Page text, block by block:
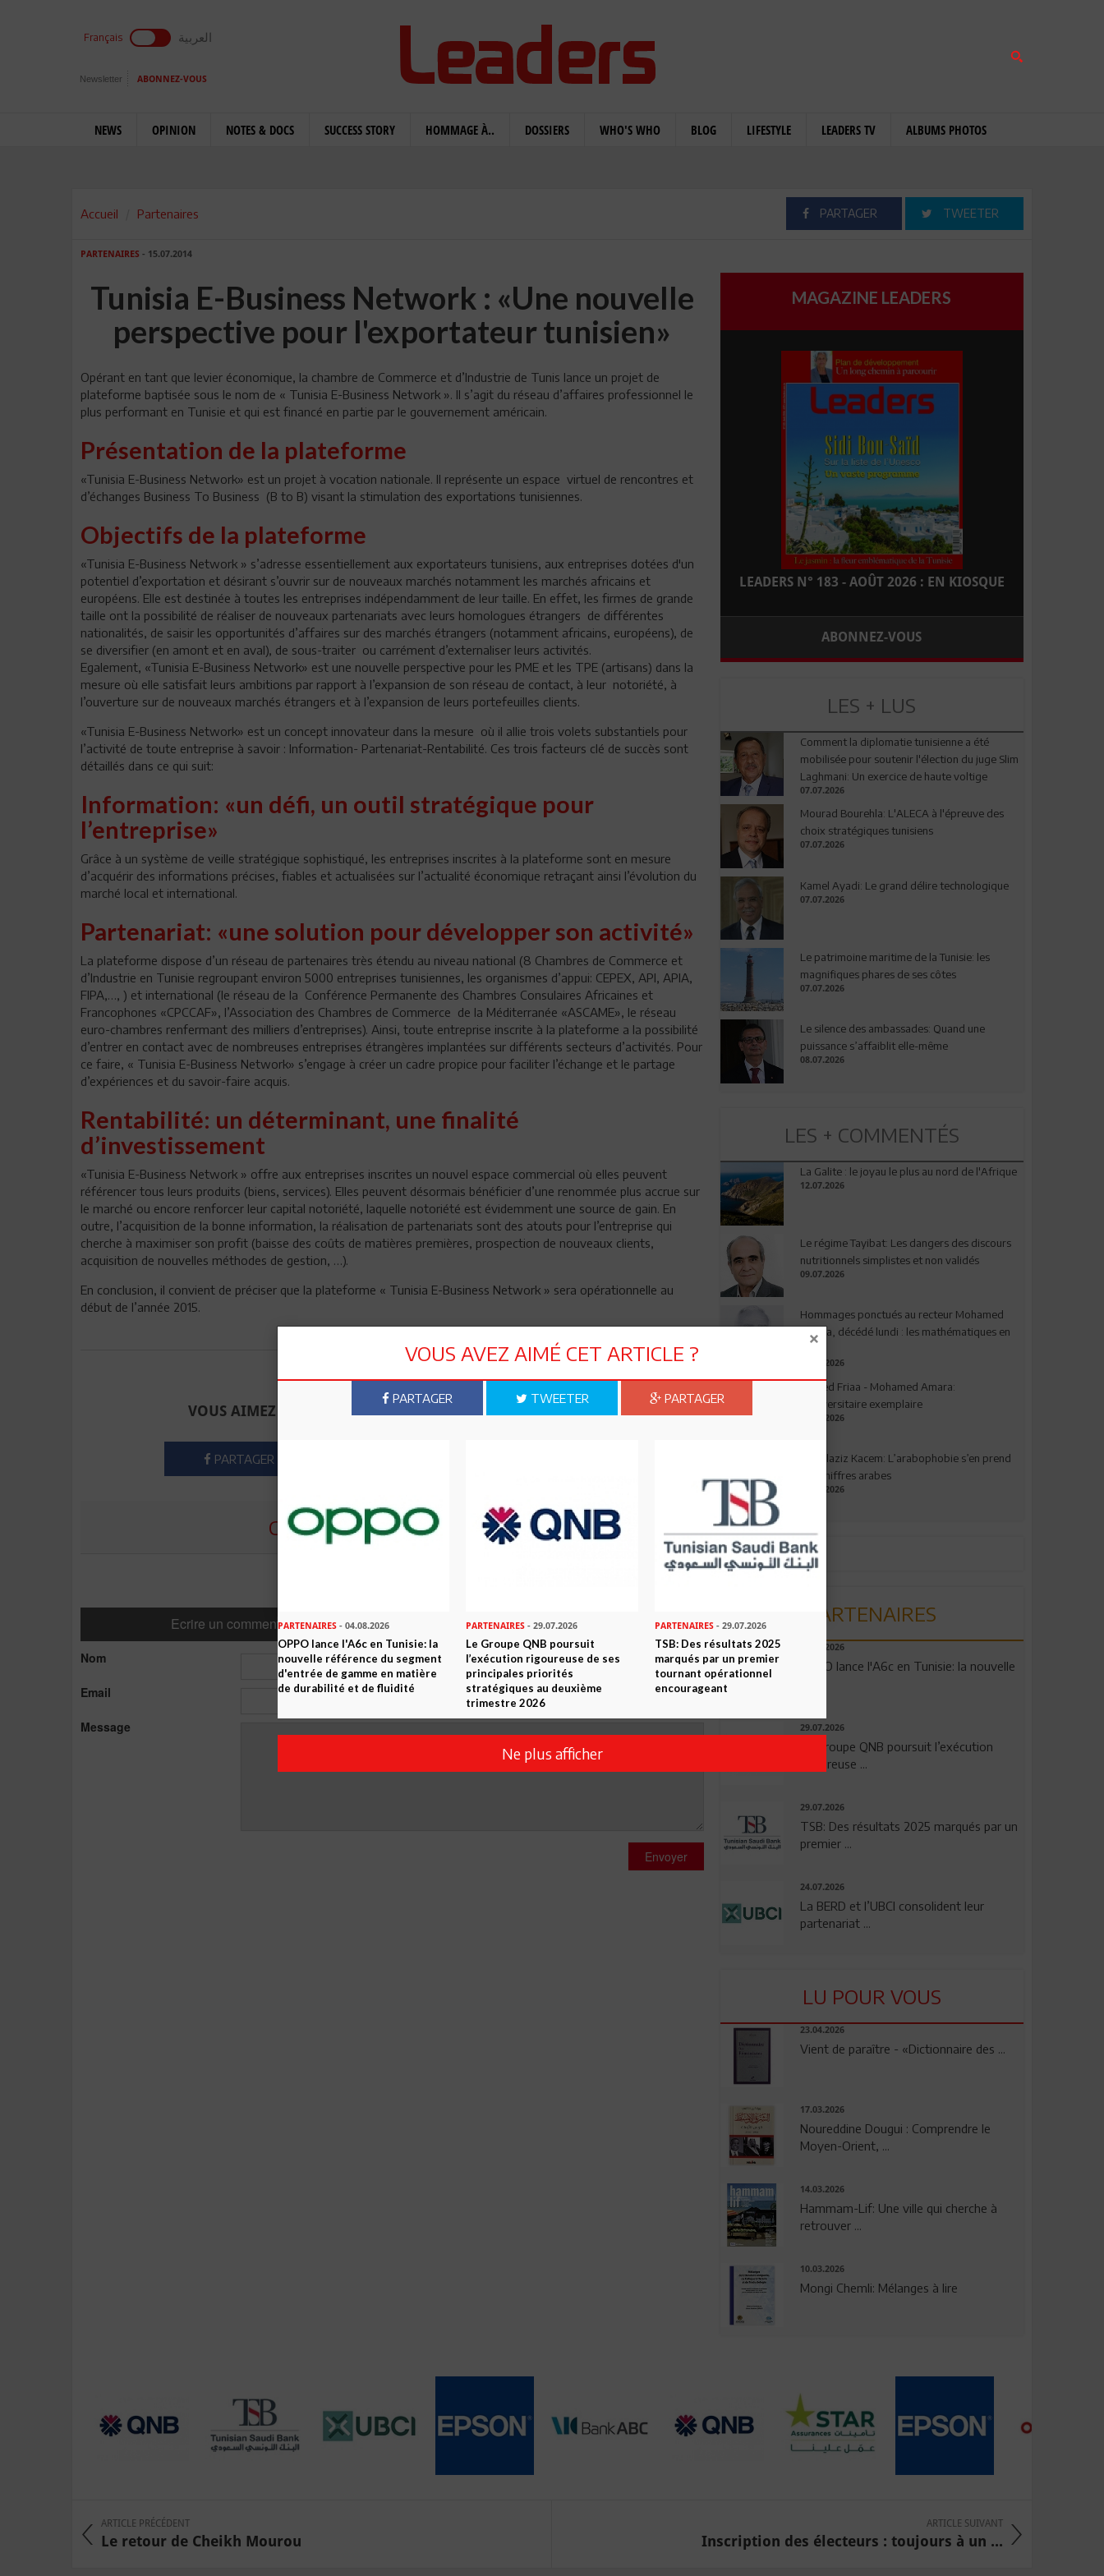
Français العربية
Newsletter ABONNEZ-VOUS
NEWS OPINION NOTES & DOCS SUCCESS STORY HOMMAGE À.. DOSSIERS WHO'S WHO BLOG LIFESTYLE LEADERS TV ALBUMS PHOTOS
Accueil Partenaires PARTAGER TWEETER
PARTENAIRES - 15.07.2014
Tunisia E-Business Network : «Une nouvelle
perspective pour l'exportateur tunisien»
Opérant en tant que levier économique, la chambre de Commerce et d’Industrie de Tunis lance un projet de
plateforme baptisée sous le nom de « Tunisia E-Business Network ». Il s’agit du réseau d’affaires professionnel le
plus performant en Tunisie et qui est financé en partie par le gouvernement américain.
Présentation de la plateforme
«Tunisia E-Business Network» est un projet à vocation nationale. Il représente un espace virtuel de rencontres et
d’échanges Business To Business (B to B) visant la stimulation des exportations tunisiennes.
Objectifs de la plateforme
«Tunisia E-Business Network » s’adresse essentiellement aux exportateurs tunisiens, aux entreprises dotées d'un
potentiel d’exportation et désirant s’ouvrir sur de nouveaux marchés notamment les marchés africains et
européens. Elle est destinée à toutes les entreprises indépendamment de leur taille. En effet, les firmes de grande
taille ont la possibilité de réaliser de nouveaux partenariats avec leurs homologues étrangers de différentes
nationalités, de saisir les opportunités d’affaires sur des marchés étrangers (notamment africains, européens), de
se diversifier (en amont et en aval), de sous-traiter ou carrément d’externaliser leurs activités.
Egalement, «Tunisia E-Business Network» est une nouvelle perspective pour les PME et les TPE (artisans) dans la
mesure où elle satisfait leurs ambitions par rapport à l’expansion de son réseau de contact, à leur notoriété, à
l’ouverture sur de nouveaux marchés étrangers et à l’expansion de leurs portefeuilles clients.
«Tunisia E-Business Network» est un concept innovateur dans la mesure où il allie trois volets substantiels pour
l’activité de toute entreprise à savoir : Information- Partenariat-Rentabilité. Ces trois facteurs clé de succès sont
détaillés dans ce qui suit:
Information: «un défi, un outil stratégique pour
l’entreprise»
Grâce à un système de veille stratégique sophistiqué, les entreprises inscrites à la plateforme sont en mesure
d’acquérir des informations précises, fiables et actualisées sur l’actualité économique retraçant ainsi l’évolution du
marché local et international.
Partenariat: «une solution pour développer son activité»
La plateforme dispose d’un réseau de partenaires très étendu au niveau national (8 Chambres de Commerce et
d’Industrie en Tunisie regroupant environ 5000 entreprises tunisiennes, les organismes d’appui: CEPEX, API, APIA,
FIPA,…, ) et international (le réseau de la Conférence Permanente des Chambres Consulaires Africaines et
Francophones «CPCCAF», l’Association des Chambres de Commerce de la Méditerranée «ASCAME», le réseau
euro-chambres renfermant des milliers d’entreprises). Ainsi, toute entreprise inscrite à la plateforme a la possibilité
d’entrer en contact avec de nombreuses entreprises étrangères implantées sur différents secteurs d’activités. Pour
ce faire, « Tunisia E-Business Network» s’engage à créer un cadre propice pour faciliter l’échange et le partage
d’expériences et du savoir-faire acquis.
Rentabilité: un déterminant, une finalité
d’investissement
«Tunisia E-Business Network » offre aux entreprises inscrites un nouvel espace commercial où elles peuvent
référencer tous leurs produits (biens, services). Elles peuvent désormais bénéficier d’une renommée plus accrue sur
le marché ou encore renforcer leur capital notoriété, laquelle notoriété est évidemment une source de gain. En
outre, l’acquisition de la bonne information, la réalisation de partenariats sont des atouts pour l’entreprise qui
cherche à maximiser son profit (baisse des coûts de matières premières, prospection de nouveaux clients,
acquisition de nouvelles méthodes de gestion, …).
En conclusion, il convient de préciser que la plateforme « Tunisia E-Business Network » sera opérationnelle au
début de l’année 2015.
VOUS AIMEZ CET ARTICLE ? PARTAGEZ-LE AVEC VOS AMIS !
PARTAGER
COMMENTER CET ARTICLE
Ecrire un commentaire Commenter
Nom
Email
Message
Envoyer
MAGAZINE LEADERS
LEADERS N° 183 - AOÛT 2026 : EN KIOSQUE
ABONNEZ-VOUS
LES + LUS
Comment la diplomatie tunisienne a été
mobilisée pour soutenir l'élection du juge Slim
Laghmani: Un exercice de haute voltige
07.07.2026
Mourad Bourehla: L'ALECA à l'épreuve des
choix stratégiques tunisiens
07.07.2026
Kamel Ayadi: Le grand délire technologique
07.07.2026
Le patrimoine maritime de la Tunisie: les
magnifiques phares de ses côtes
07.07.2026
Le silence des ambassades: Quand une
puissance s’affaiblit elle-même
08.07.2026
LES + COMMENTÉS
La Galite : le joyau le plus au nord de l'Afrique
12.07.2026
Le régime Tayibat: Les dangers des discours
nutritionnels simplistes et non validés
09.07.2026
Hommages ponctués au recteur Mohamed
Amara, décédé lundi : les mathématiques en
03.08.2026
Ahmed Friaa - Mohamed Amara:
l’Universitaire exemplaire
04.08.2026
Abdelaziz Kacem: L’arabophobie s’en prend
aux chiffres arabes
09.07.2026
PARTENAIRES
04.08.2026
OPPO lance l'A6c en Tunisie: la nouvelle
29.07.2026
Le Groupe QNB poursuit l’exécution
rigoureuse ...
29.07.2026
TSB: Des résultats 2025 marqués par un
premier ...
24.07.2026
La BERD et l’UBCI consolident leur
partenariat ...
LU POUR VOUS
23.04.2026
Vient de paraître - «Dictionnaire des ...
17.03.2026
Noureddine Dougui : Comprendre le
Moyen-Orient, ...
14.03.2026
Hammam-Lif: Une ville qui cherche à
retrouver ...
10.03.2026
Mongi Chemli: Mélanges à lire
ARTICLE PRÉCÉDENT
Le retour de Cheikh Mourou
ARTICLE SUIVANT
Inscription des électeurs : toujours à un ...
VOUS AVEZ AIMÉ CET ARTICLE ?
PARTAGER TWEETER PARTAGER
PARTENAIRES - 04.08.2026
OPPO lance l'A6c en Tunisie: la
nouvelle référence du segment
d'entrée de gamme en matière
de durabilité et de fluidité
PARTENAIRES - 29.07.2026
Le Groupe QNB poursuit
l’exécution rigoureuse de ses
principales priorités
stratégiques au deuxième
trimestre 2026
PARTENAIRES- 29.07.2026
TSB: Des résultats 2025
marqués par un premier
tournant opérationnel
encourageant
Ne plus afficher